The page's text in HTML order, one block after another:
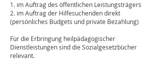
1. im Auftrag des öffentlichen Leistungsträgers
2. im Auftrag der Hilfesuchenden direkt
(persönliches Budgets und private Bezahlung)
Für die Erbringung heilpädagogischer
Dienstleistungen sind die Sozialgesetzbücher
relevant.